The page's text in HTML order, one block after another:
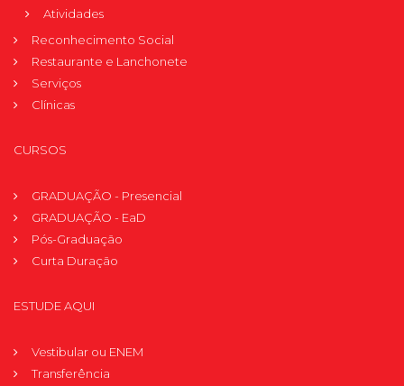
Atividades
Reconhecimento Social
Restaurante e Lanchonete
Serviços
Clínicas
CURSOS
GRADUAÇÃO - Presencial
GRADUAÇÃO - EaD
Pós-Graduação
Curta Duração
ESTUDE AQUI
Vestibular ou ENEM
Transferência